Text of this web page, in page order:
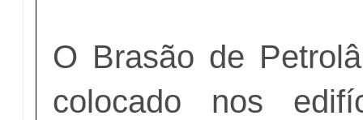
O Brasão de
colocado nos